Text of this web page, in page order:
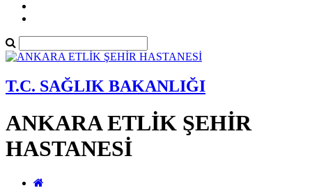
T.C. SAĞLIK BAKANLIĞI
ANKARA ETLİK ŞEHİR
HASTANESİ